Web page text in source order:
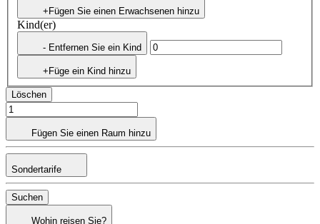
+Fügen Sie einen Erwachsenen hinzu
Kind(er)
- Entfernen Sie ein Kind
+Füge ein Kind hinzu
Löschen
Fügen Sie einen Raum hinzu
Sondertarife
Suchen
Wohin reisen Sie?